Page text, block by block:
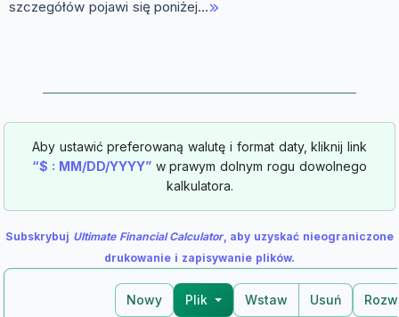
szczegółów pojawi się poniżej…
Aby ustawić preferowaną walutę i format daty, kliknij link
“$ : MM/DD/YYYY”w prawym dolnym rogu dowolnego
kalkulatora.
Subskrybuj Ultimate Financial Calculator, aby uzyskać nieograniczone
drukowanie i zapisywanie plików.
Nowy Plik Wstaw Usuń